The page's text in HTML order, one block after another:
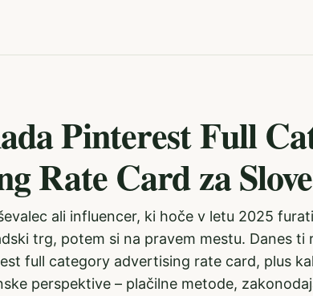
Pinterest Full
Rate Card za
ali influencer, ki hoče v letu 2025
trg, potem si na pravem mestu. Danes ti
full category advertising rate card, plus
perspektive – plačilne metode,